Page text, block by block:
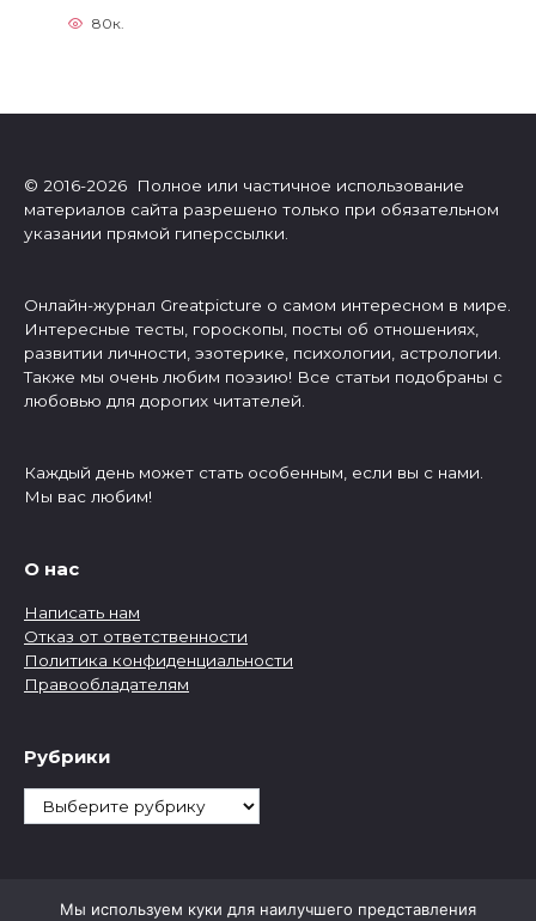
80к.
© 2016-2026 Полное или частичное использование
материалов сайта разрешено только при обязательном
указании прямой гиперссылки.
Онлайн-журнал Greatpicture о самом интересном в мире.
Интересные тесты, гороскопы, посты об отношениях,
развитии личности, эзотерике, психологии, астрологии.
Также мы очень любим поэзию! Все статьи подобраны с
любовью для дорогих читателей.
Каждый день может стать особенным, если вы с нами.
Мы вас любим!
О нас
Написать нам
Отказ от ответственности
Политика конфиденциальности
Правообладателям
Рубрики
Рубрики
Мы используем куки для наилучшего представления